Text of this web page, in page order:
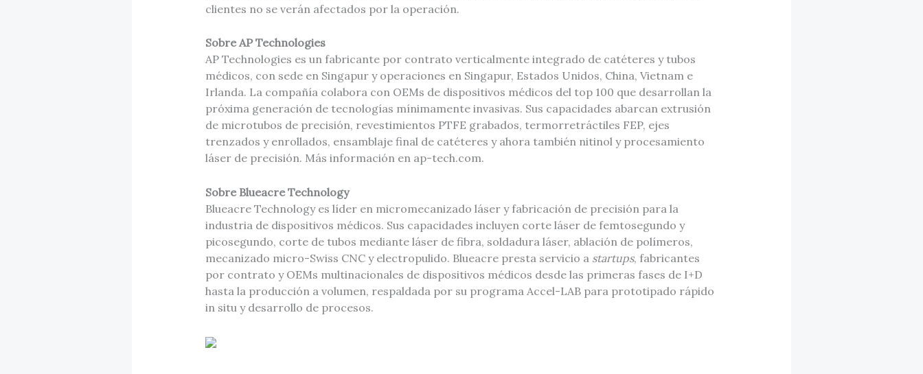
clientes no se verán afectados por la operación.
Sobre AP Technologies
AP Technologies es un fabricante por contrato verticalmente integrado de catéteres y tubos
médicos, con sede en Singapur y operaciones en Singapur, Estados Unidos, China, Vietnam e
Irlanda. La compañía colabora con OEMs de dispositivos médicos del top 100 que desarrollan la
próxima generación de tecnologías mínimamente invasivas. Sus capacidades abarcan extrusión
de microtubos de precisión, revestimientos PTFE grabados, termorretráctiles FEP, ejes
trenzados y enrollados, ensamblaje final de catéteres y ahora también nitinol y procesamiento
láser de precisión. Más información en ap-tech.com.
Sobre Blueacre Technology
Blueacre Technology es líder en micromecanizado láser y fabricación de precisión para la
industria de dispositivos médicos. Sus capacidades incluyen corte láser de femtosegundo y
picosegundo, corte de tubos mediante láser de fibra, soldadura láser, ablación de polímeros,
mecanizado micro-Swiss CNC y electropulido. Blueacre presta servicio a startups, fabricantes
por contrato y OEMs multinacionales de dispositivos médicos desde las primeras fases de I+D
hasta la producción a volumen, respaldada por su programa Accel-LAB para prototipado rápido
in situ y desarrollo de procesos.